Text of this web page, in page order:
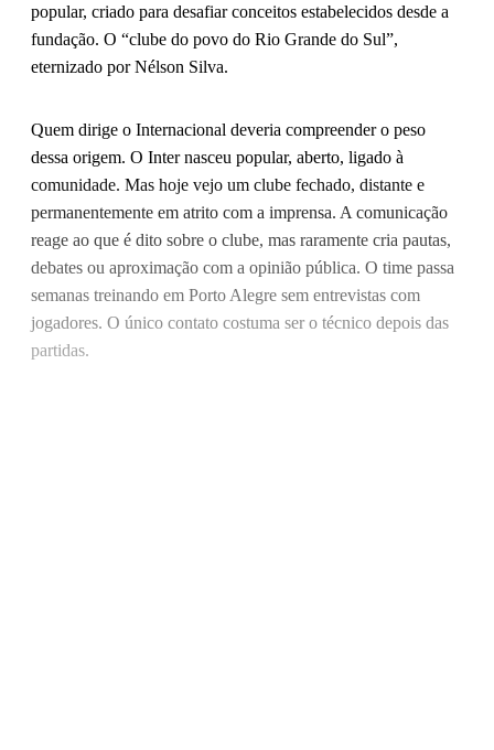
popular, criado para desafiar conceitos estabelecidos desde a
fundação. O “clube do povo do Rio Grande do Sul”,
eternizado por Nélson Silva.
Quem dirige o Internacional deveria compreender o peso
dessa origem. O Inter nasceu popular, aberto, ligado à
comunidade. Mas hoje vejo um clube fechado, distante e
permanentemente em atrito com a imprensa. A comunicação
reage ao que é dito sobre o clube, mas raramente cria pautas,
debates ou aproximação com a opinião pública. O time passa
semanas treinando em Porto Alegre sem entrevistas com
jogadores. O único contato costuma ser o técnico depois das
partidas.